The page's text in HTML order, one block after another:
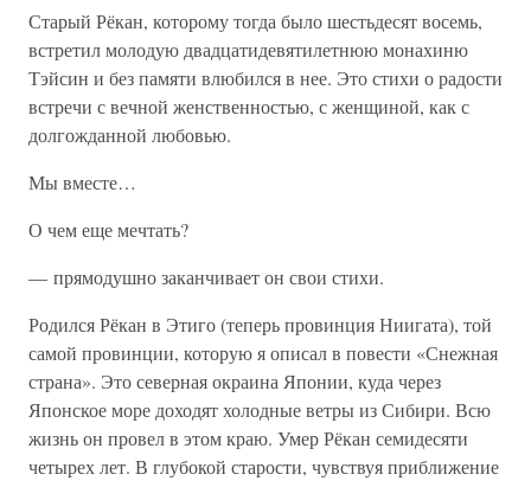
Старый Рёкан, которому тогда было шестьдесят восемь,
встретил молодую двадцатидевятилетнюю монахиню
Тэйсин и без памяти влюбился в нее. Это стихи о радости
встречи с вечной женственностью, с женщиной, как с
долгожданной любовью.
Мы вместе…
О чем еще мечтать?
— прямодушно заканчивает он свои стихи.
Родился Рёкан в Этиго (теперь провинция Ниигата), той
самой провинции, которую я описал в повести «Снежная
страна». Это северная окраина Японии, куда через
Японское море доходят холодные ветры из Сибири. Всю
жизнь он провел в этом краю. Умер Рёкан семидесяти
четырех лет. В глубокой старости, чувствуя приближение